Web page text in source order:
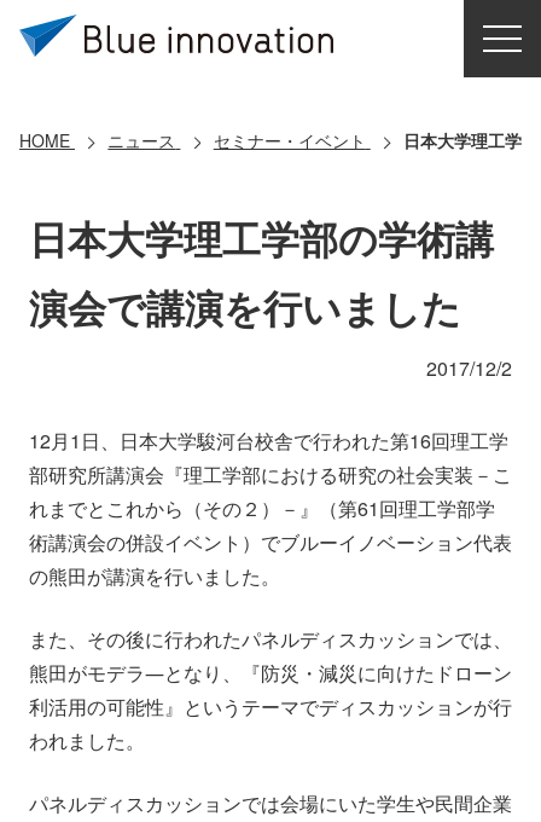
導入事例
コアテクノロジー
お問い合わせ
会社情報
採用情報 資料ダウンロード
IR情報 English
HOME ニュース セミナー・イベント 日本大学理工学
日本大学理工学部の学術講
演会で講演を行いました
2017/12/2
12月1日、日本大学駿河台校舎で行われた第16回理工学
部研究所講演会『理工学部における研究の社会実装－こ
れまでとこれから（その２）－』（第61回理工学部学
術講演会の併設イベント）でブルーイノベーション代表
の熊田が講演を行いました。
また、その後に行われたパネルディスカッションでは、
熊田がモデラ―となり、『防災・減災に向けたドローン
利活用の可能性』というテーマでディスカッションが行
われました。
パネルディスカッションでは会場にいた学生や民間企業